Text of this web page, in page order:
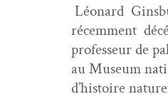
Léonard
récem­ment
pro­fesseur de
au Muse­um
d’histoire